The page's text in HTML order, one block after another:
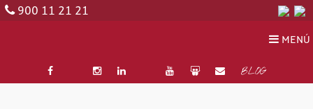
900 11 21 21
MENÚ
BLOG